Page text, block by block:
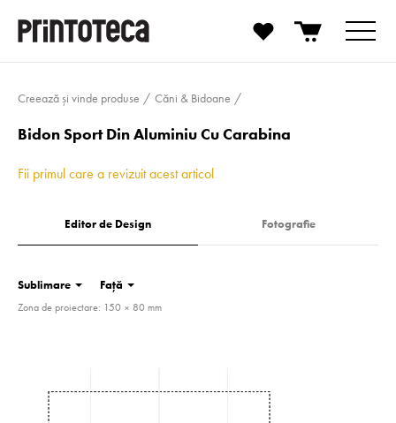
Creează și vinde produse Căni & Bidoane
Bidon Sport Din Aluminiu Cu Carabina
Fii primul care a revizuit acest articol
Editor de Design Fotografie
Sublimare Față
Zona de proiectare: 150 × 80 mm